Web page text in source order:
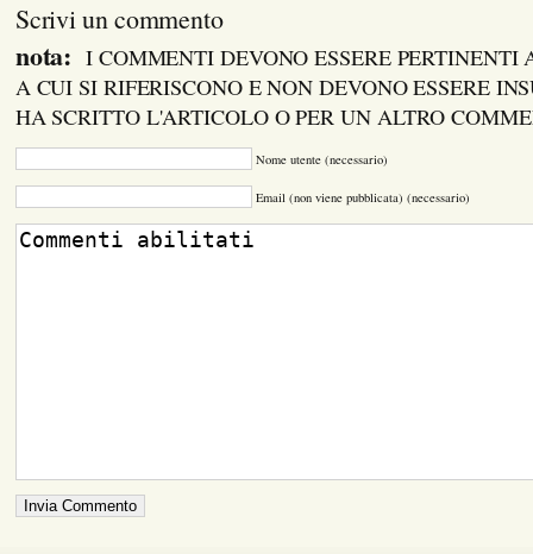
Scrivi un commento
nota:I COMMENTI DEVONO ESSERE PERTINENTI
A CUI SI RIFERISCONO E NON DEVONO ESSERE
HA SCRITTO L'ARTICOLO O PER UN ALTRO
Nome utente (necessario)
Email (non viene pubblicata) (necessario)